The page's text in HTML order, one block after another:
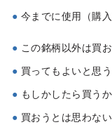
今までに使用（購
この銘柄以外は買
買ってもよいと思
もしかしたら買う
買おうとは思わな